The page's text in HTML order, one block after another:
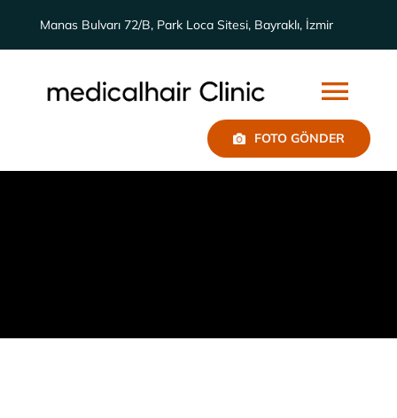
Manas Bulvarı 72/B, Park Loca Sitesi, Bayraklı, İzmir
Biz Kimiz
İletişim
FOTO GÖNDER